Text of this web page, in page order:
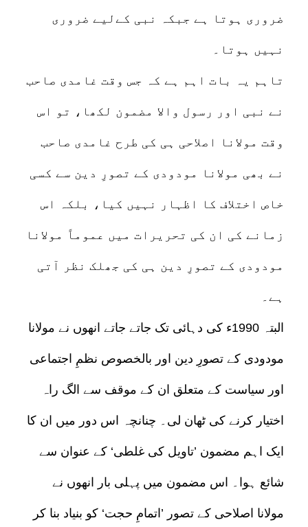
ضروری ہوتا ہے جبکہ نبی کےلیے ضروری
نہیں ہوتا۔
تاہم یہ بات اہم ہے کہ جس وقت غامدی صاحب
نے نبی اور رسول والا مضمون لکھا، تو اس
وقت مولانا اصلاحی ہی کی طرح غامدی صاحب
نے بھی مولانا مودودی کے تصورِ دین سے کسی
خاص اختلاف کا اظہار نہیں کیا، بلکہ اس
زمانے کی ان کی تحریرات میں عموماً مولانا
مودودی کے تصورِ دین ہی کی جھلک نظر آتی
ہے۔
البتہ 1990ء کی دہائی تک جاتے جاتے انھوں نے مولانا
مودودی کے تصورِ دین اور بالخصوص نظمِ اجتماعی
اور سیاست کے متعلق ان کے موقف سے الگ راہ
اختیار کرنے کی ٹھان لی۔ چنانچہ اس دور میں ان کا
ایک اہم مضمون ’تاویل کی غلطی‘ کے عنوان سے
شائع ہوا۔ اس مضمون میں پہلی بار انھوں نے
مولانا اصلاحی کے تصور ’اتمامِ حجت‘ کو بنیاد بنا کر